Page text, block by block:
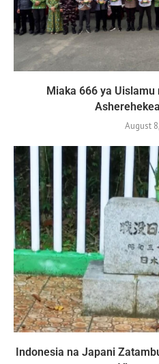
Miaka 666 ya
August
Indonesia na Japani